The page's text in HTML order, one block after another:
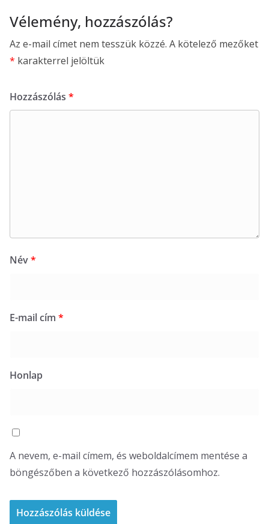
Vélemény, hozzászólás?
Az e-mail címet nem tesszük közzé. A kötelező mezőket
* karakterrel jelöltük
Hozzászólás *
Név*
E-mail cím *
Honlap
A nevem, e-mail címem, és weboldalcímem mentése a
böngészőben a következő hozzászólásomhoz.